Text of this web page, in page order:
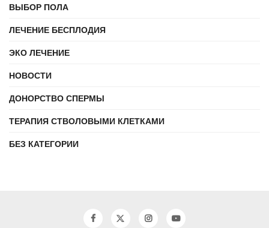
ВЫБОР ПОЛА
ЛЕЧЕНИЕ БЕСПЛОДИЯ
ЭКО ЛЕЧЕНИЕ
НОВОСТИ
ДОНОРСТВО СПЕРМЫ
ТЕРАПИЯ СТВОЛОВЫМИ КЛЕТКАМИ
БЕЗ КАТЕГОРИИ